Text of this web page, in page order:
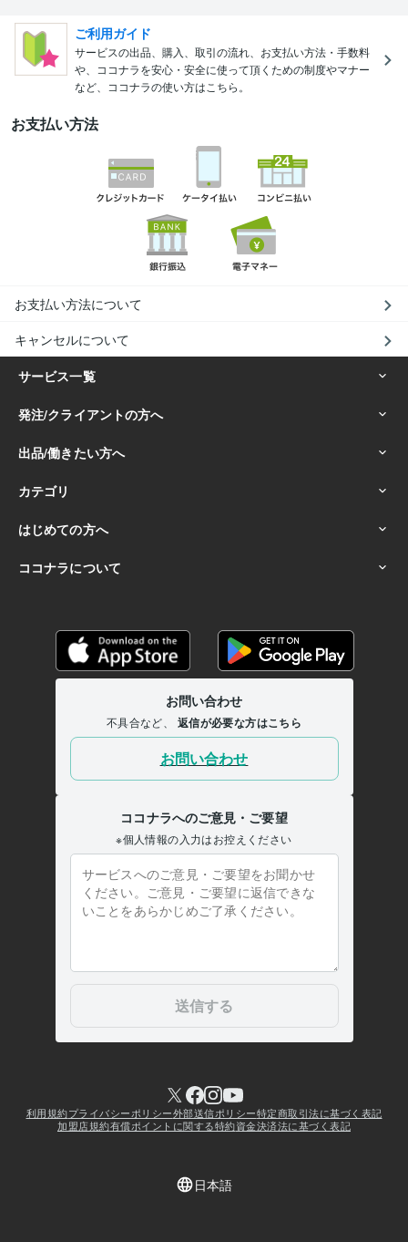
ご利用ガイド
サービスの出品、購入、取引の流れ、お支払い方法・手数料
や、ココナラを安心・安全に使って頂くための制度やマナー
など、ココナラの使い方はこちら。
お支払い方法
お支払い方法について
キャンセルについて